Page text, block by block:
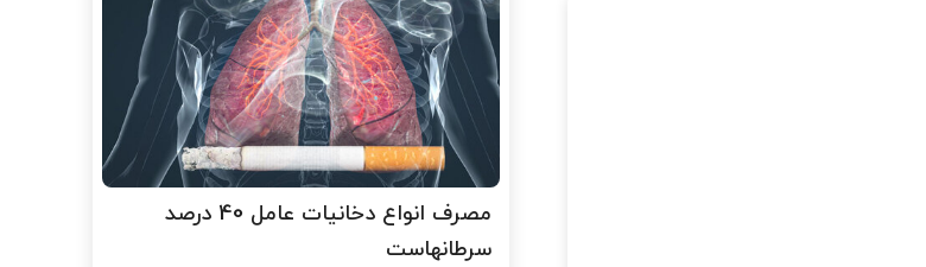
مصرف انواع دخانیات عامل 40 درصد
سرطانهاست